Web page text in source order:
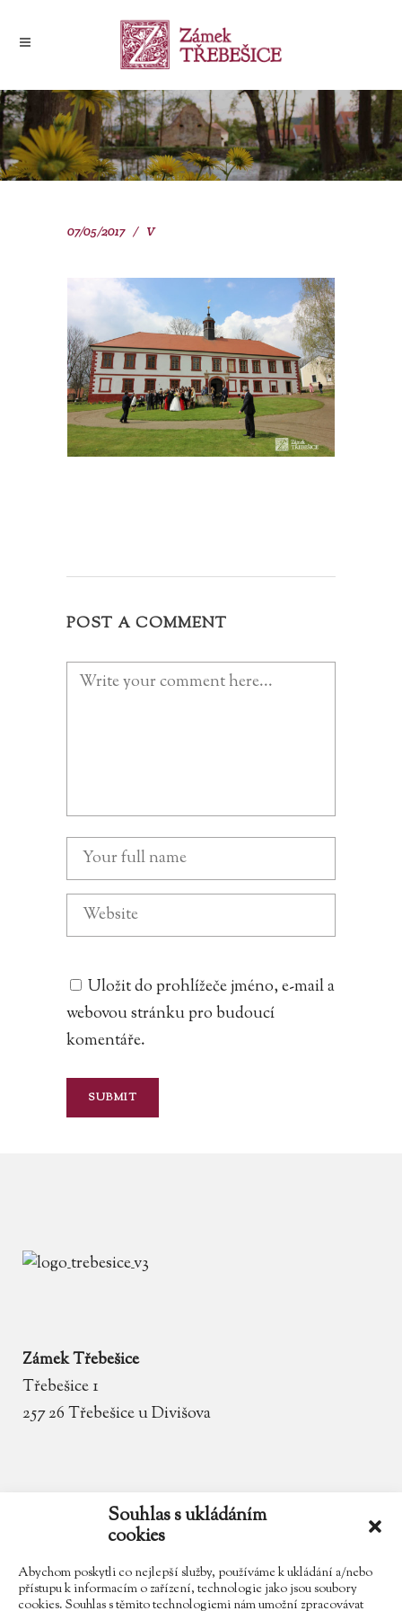
Souhlas s ukládáním
cookies
Abychom poskytli co nejlepší služby, používáme k ukládání a/nebo
přístupu k informacím o zařízení, technologie jako jsou soubory
cookies. Souhlas s těmito technologiemi nám umožní zpracovávat
07/05/2017 V
POST A COMMENT
Uložit do prohlížeče jméno, e-mail a
webovou stránku pro budoucí
komentáře.
Zámek Třebešice
Třebešice 1
257 26 Třebešice u Divišova
zamek.trebesice@volny.cz
602 354 467